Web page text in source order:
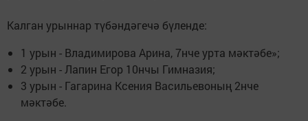
Калган урыннар түбәндәгечә бүленде:
1 урын - Владимирова Арина, 7нче урта мәктәбе»;
2 урын - Лапин Егор 10нчы Гимназия;
3 урын - Гагарина Ксения Васильевоның 2нче
мәктәбе.